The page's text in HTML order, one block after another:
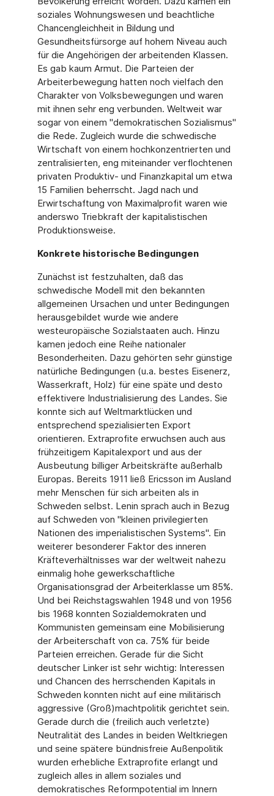
soziales Wohnungswesen und beachtliche
Chancengleichheit in Bildung und
Gesundheitsfürsorge auf hohem Niveau auch
für die Angehörigen der arbeitenden Klassen.
Es gab kaum Armut. Die Parteien der
Arbeiterbewegung hatten noch vielfach den
Charakter von Volksbewegungen und waren
mit ihnen sehr eng verbunden. Weltweit war
sogar von einem "demokratischen Sozialismus"
die Rede. Zugleich wurde die schwedische
Wirtschaft von einem hochkonzentrierten und
zentralisierten, eng miteinander verflochtenen
privaten Produktiv- und Finanzkapital um etwa
15 Familien beherrscht. Jagd nach und
Erwirtschaftung von Maximalprofit waren wie
anderswo Triebkraft der kapitalistischen
Produktionsweise.
Konkrete historische Bedingungen
Zunächst ist festzuhalten, daß das
schwedische Modell mit den bekannten
allgemeinen Ursachen und unter Bedingungen
herausgebildet wurde wie andere
westeuropäische Sozialstaaten auch. Hinzu
kamen jedoch eine Reihe nationaler
Besonderheiten. Dazu gehörten sehr günstige
natürliche Bedingungen (u.a. bestes Eisenerz,
Wasserkraft, Holz) für eine späte und desto
effektivere Industrialisierung des Landes. Sie
konnte sich auf Weltmarktlücken und
entsprechend spezialisierten Export
orientieren. Extraprofite erwuchsen auch aus
frühzeitigem Kapitalexport und aus der
Ausbeutung billiger Arbeitskräfte außerhalb
Europas. Bereits 1911 ließ Ericsson im Ausland
mehr Menschen für sich arbeiten als in
Schweden selbst. Lenin sprach auch in Bezug
auf Schweden von "kleinen privilegierten
Nationen des imperialistischen Systems". Ein
weiterer besonderer Faktor des inneren
Kräfteverhältnisses war der weltweit nahezu
einmalig hohe gewerkschaftliche
Organisationsgrad der Arbeiterklasse um 85%.
Und bei Reichstagswahlen 1948 und von 1956
bis 1968 konnten Sozialdemokraten und
Kommunisten gemeinsam eine Mobilisierung
der Arbeiterschaft von ca. 75% für beide
Parteien erreichen. Gerade für die Sicht
deutscher Linker ist sehr wichtig: Interessen
und Chancen des herrschenden Kapitals in
Schweden konnten nicht auf eine militärisch
aggressive (Groß)machtpolitik gerichtet sein.
Gerade durch die (freilich auch verletzte)
Neutralität des Landes in beiden Weltkriegen
und seine spätere bündnisfreie Außenpolitik
wurden erhebliche Extraprofite erlangt und
zugleich alles in allem soziales und
demokratisches Reformpotential im Innern